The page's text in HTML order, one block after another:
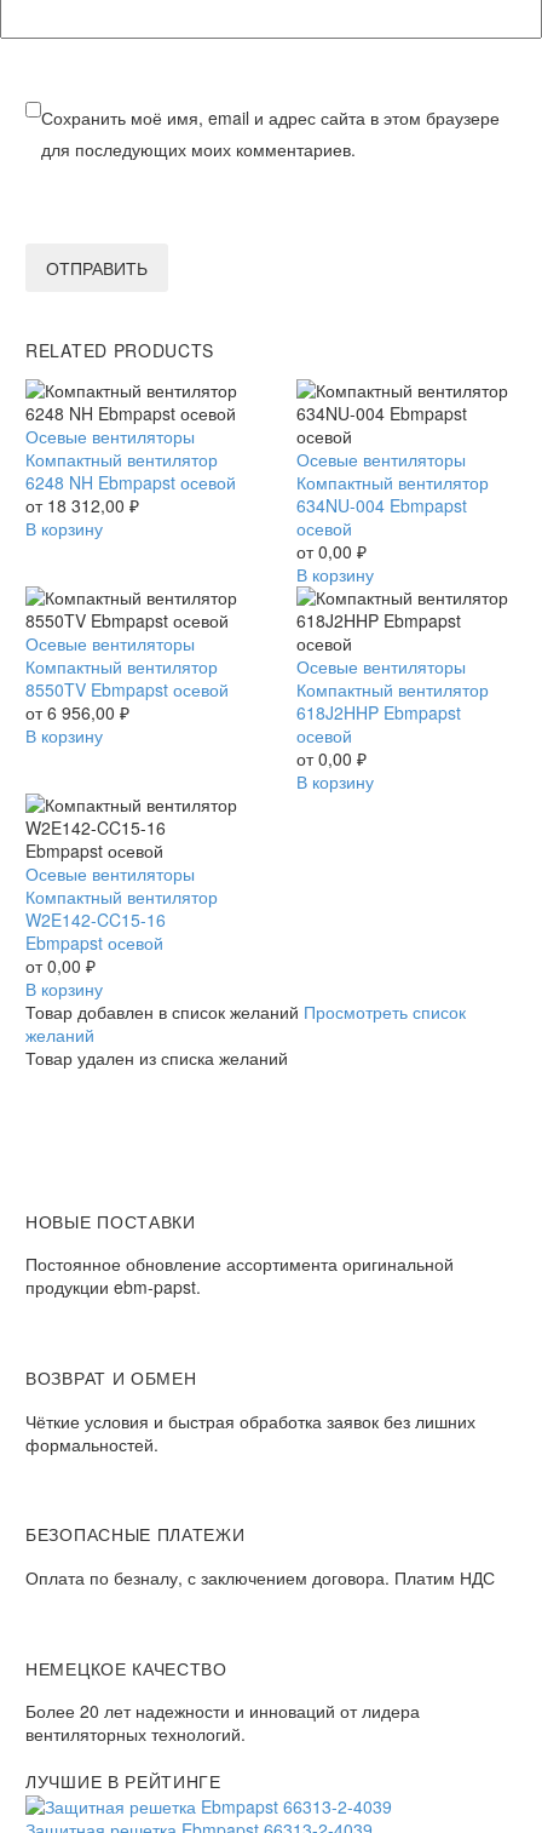
Сохранить моё имя, email и адрес сайта в этом браузере
для последующих моих комментариев.
ОТПРАВИТЬ
RELATED PRODUCTS
Компактный
вентилятор
6248
NH
Ebmpapst
Осевые вентиляторы
Компактный вентилятор
6248 NH Ebmpapst осевой
от 18 312,00 ₽
В корзину
Компактный
вентилятор
634NU-
004
Ebmpapst
осевой
Осевые вентиляторы
Компактный вентилятор
634NU-004 Ebmpapst
осевой
от0,00 ₽
В корзину
Компактный
вентилятор
8550TV
Ebmpapst
осевой
Осевые вентиляторы
Компактный вентилятор
8550TV Ebmpapst осевой
от6 956,00 ₽
В корзину
Компактный
вентилятор
618J2HHP
Ebmpapst
осевой
Осевые вентиляторы
Компактный вентилятор
618J2HHP Ebmpapst
осевой
от0,00 ₽
В корзину
Компактный
вентилятор
W2E142-
CC15-
16
Ebmpapst
осевой
Осевые вентиляторы
Компактный вентилятор
W2E142-CC15-16
Ebmpapst осевой
от0,00 ₽
В корзину
Товар добавлен в список желаний Просмотреть список
желаний
Товар удален из списка желаний
НОВЫЕ ПОСТАВКИ
Постоянное обновление ассортимента оригинальной
продукции ebm-papst.
ВОЗВРАТ И ОБМЕН
Чёткие условия и быстрая обработка заявок без лишних
формальностей.
БЕЗОПАСНЫЕ ПЛАТЕЖИ
Оплата по безналу, с заключением договора. Платим НДС
НЕМЕЦКОЕ КАЧЕСТВО
Более 20 лет надежности и инноваций от лидера
вентиляторных технологий.
ЛУЧШИЕ В РЕЙТИНГЕ